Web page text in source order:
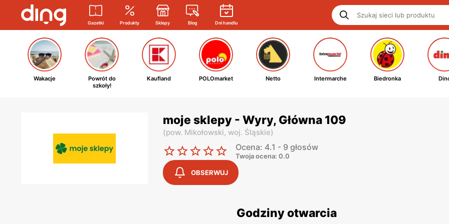
Gazetki Produkty Sklepy Blog Dni handlu
Wakacje
Powrót do
szkoły!
Kaufland POLOmarket Netto Intermarche Biedronka
moje sklepy - Wyry, Główna 109
(pow. Mikołowski, woj. Śląskie)
Ocena: 4.1 - 9 głosów
Twoja ocena: 0.0
OBSERWUJ
Godziny otwarcia